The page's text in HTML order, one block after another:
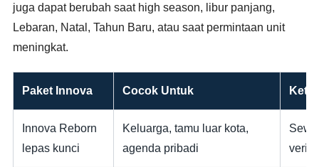
juga dapat berubah saat high season, libur panjang,
Lebaran, Natal, Tahun Baru, atau saat permintaan unit
meningkat.
Paket Innova Cocok Untuk
Innova Reborn
lepas kunci
Keluarga, tamu luar kota,
agenda pribadi